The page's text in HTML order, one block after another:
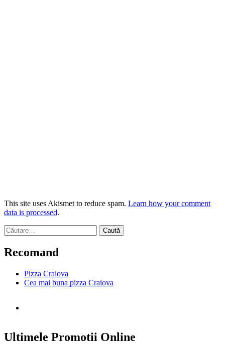
This site uses Akismet to reduce spam. Learn how your comment
data is processed.
Caută
după:
Recomand
Pizza Craiova
Cea mai buna pizza Craiova
Ultimele Promotii Online